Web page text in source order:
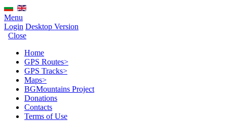
Menu
Login Desktop Version
Close
Home
GPS Routes>
GPS Tracks>
Maps>
BGMountains Project
Donations
Contacts
Terms of Use